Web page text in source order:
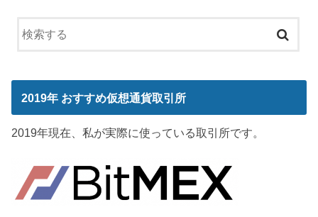
2019年 おすすめ仮想通貨取引所
2019年現在、私が実際に使っている取引所です。